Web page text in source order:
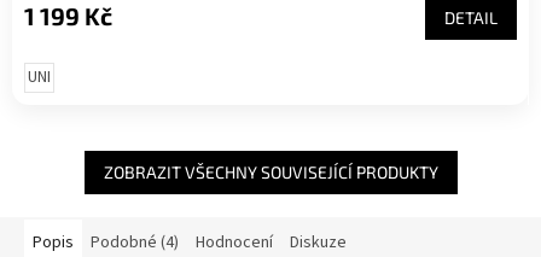
1 199 Kč DETAIL
UNI
ZOBRAZIT VŠECHNY SOUVISEJÍCÍ PRODUKTY
Popis Podobné (4) Hodnocení Diskuze